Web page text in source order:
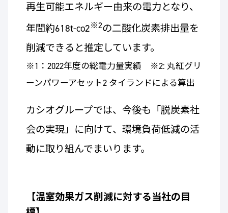
再生可能エネルギー由来の電力となり、
年間約618t-co2※2の二酸化炭素排出量を
削減できると推定しています。
※1：2022年度の総電力量実績 ※2: 丸紅グリ
ーンパワーアセット2 タイランドによる算出
カシオグループでは、今後も「脱炭素社
会の実現」に向けて、環境負荷低減の活
動に取り組んでまいります。
【温室効果ガス削減に対する当社の目